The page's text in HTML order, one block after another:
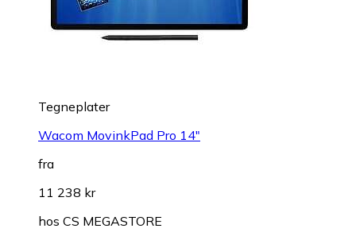
Tegneplater
Wacom MovinkPad Pro 14"
fra
11 238 kr
hos CS MEGASTORE